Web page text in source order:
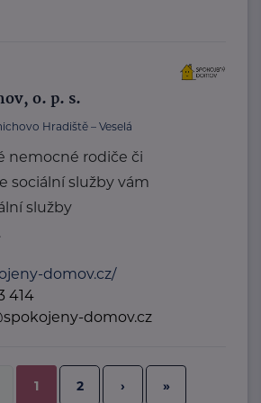
o. p. s.
Hradiště – Veselá
nemocné rodiče či
sociální služby vám
služby
domov.cz/
414
domov.cz
1 2 › »